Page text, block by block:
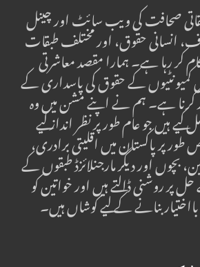
صحافت کی ویب سائٹ اور چینل
انسانی حقوق، اور مختلف طبقات
کر رہا ہے۔ ہمارا مقصد معاشرتی
کے حقوق کی پاسداری کے
کرنا ہے۔ ہم نے اپنے مشن میں وہ
ہیں جو عام طور پر نظر انداز کیے
پر پاکستان میں اقلیتی برادری،
بچوں اور دیگر مارجنلائزڈ طبقوں کے
روشنی ڈالتے ہیں اور خواتین کو
بنانے کے لیے کوشاں ہیں۔